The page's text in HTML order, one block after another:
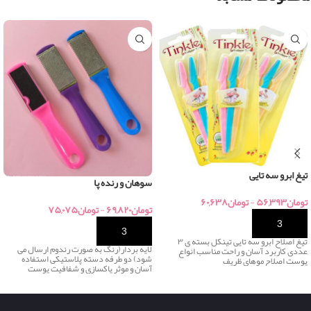
تیغ ابرو سه تایی
تومان۵۶,۳۹۳-تومان۶۰,۶۳۸
تیغ اصلاح ابرو سه تایی تینکل بسته ی ۳
عددی کاربرد آسان و راحت مناسب انواع
پوست اصلاح موهای ظریف
سوهان و رنده پا
تومان۶۹,۸۲۰-تومان۷۵,۰۷۵
لایه بردار(رنگ به صورت رندوم ارسال می
شود) دو طرفه دسته پلاستیکی استفاده
آسان و موثر پاکسازی و شفافیت پوست